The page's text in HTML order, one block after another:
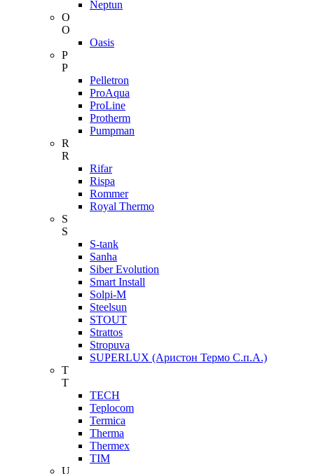
Neptun
O
O
Oasis
P
P
Pelletron
ProAqua
ProLine
Protherm
Pumpman
R
R
Rifar
Rispa
Rommer
Royal Thermo
S
S
S-tank
Sanha
Siber Evolution
Smart Install
Solpi-M
Steelsun
STOUT
Strattos
Stropuva
SUPERLUX (Аристон Термо С.п.А.)
T
T
TECH
Teplocom
Termica
Therma
Thermex
TIM
U